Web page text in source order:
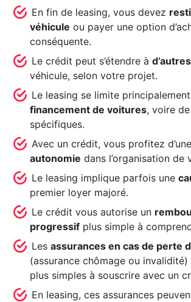
En fin de leasing, vous devez
véhicule ou payer une option
conséquente.
Le crédit peut s’étendre à
véhicule, selon votre projet.
Le leasing se limite
financement de voitures, voire
spécifiques.
Avec un crédit, vous profitez d’une
autonomie dans l’organisation de
Le leasing implique parfois une
premier loyer majoré.
Le crédit vous autorise un
progressif plus simple à
Les assurances en cas de perte
(assurance chômage ou
plus simples à souscrire avec un
En leasing, ces assurances